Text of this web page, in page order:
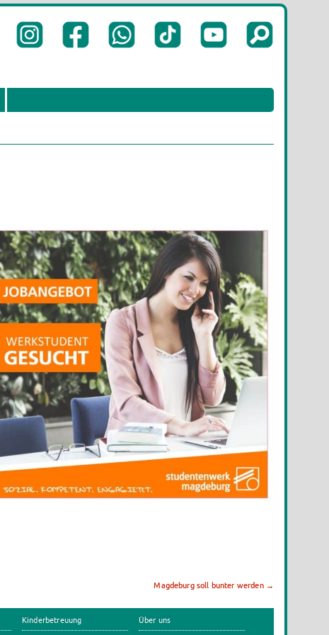
Magdeburg soll bunter werden →
Kinderbetreuung Über uns